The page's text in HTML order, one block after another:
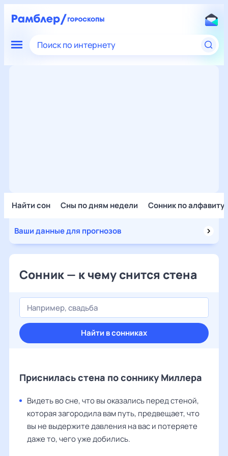
Поиск по интернету
Найти сон Сны по дням недели Сонник по алфавиту
Ваши данные для прогнозов
Сонник — к чему снится стена
Найти в сонниках
Приснилась стена по соннику Миллера
Видеть во сне, что вы оказались перед стеной,
которая загородила вам путь, предвещает, что
вы не выдержите давления на вас и потеряете
даже то, чего уже добились.